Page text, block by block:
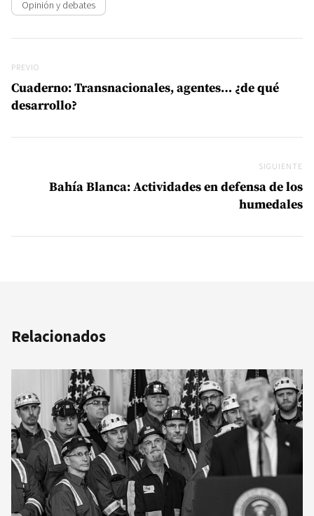
Opinión y debates
Previo
PREVIO
Cuaderno: Transnacionales, agentes… ¿de qué
desarrollo?
SIGUIENTE
Bahía Blanca: Actividades en defensa de los
humedales
Relacionados